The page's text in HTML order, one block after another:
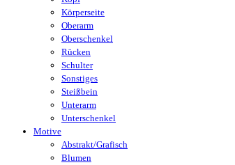
Körperseite
Oberarm
Oberschenkel
Rücken
Schulter
Sonstiges
Steißbein
Unterarm
Unterschenkel
Motive
Abstrakt/Grafisch
Blumen